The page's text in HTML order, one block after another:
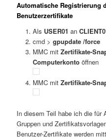
Automatische Registrierung
Benutzerzertifikate
Als USER01 an
cmd > gpupdate /force
MMC mit Zertifikate-
Computerkontoöffnen
MMC mit Zertifikate-
In diesem Teil habe ich die für
Gruppen und
Benutzer-Zertifikate werden